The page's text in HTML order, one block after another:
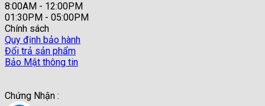
8:00AM - 12:00PM
01:30PM - 05:00PM
Chính sách
Quy định bảo hành
Đổi trả sản phẩm
Bảo Mật thông tin
Chứng Nhận :